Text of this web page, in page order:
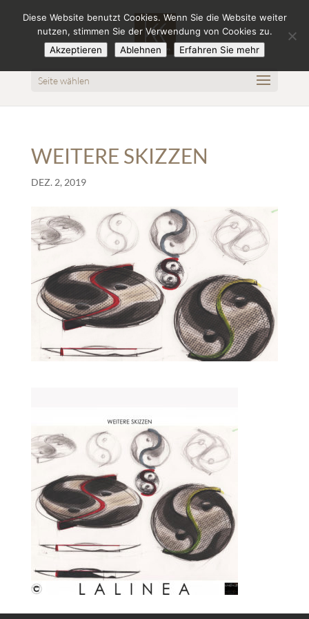
Seite wählen
WEITERE SKIZZEN
DEZ. 2, 2019
Diese Website benutzt Cookies. Wenn Sie die Website weiter
nutzen, stimmen Sie der Verwendung von Cookies zu.
Akzeptieren
Ablehnen Erfahren Sie mehr